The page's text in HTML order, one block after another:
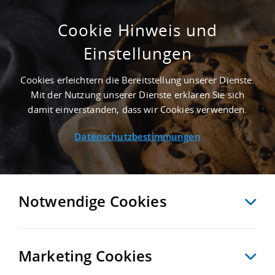
GEPFLEGT - 12.000 M² LOGISTIKIMMOBILIE
IN BÖBLINGEN AN DER AUTOBAHN A 81 -
LANDKREIS BÖBLINGEN
Startseite/ Immobiliensuche/ Detailansicht
ZURÜCK MERKEN VERGLEICHEN EXPORT PDF
Cookie Hinweis und
Einstellungen
Cookies erleichtern die Bereitstellung unserer Dienste.
Mit der Nutzung unserer Dienste erklären Sie sich
damit einverstanden, dass wir Cookies verwenden.
Datenschutzbestimmungen
Notwendige Cookies
Marketing Cookies